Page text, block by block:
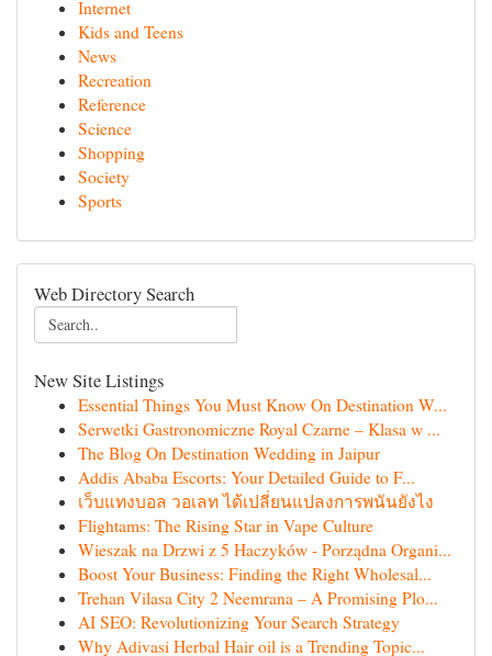
Internet
Kids and Teens
News
Recreation
Reference
Science
Shopping
Society
Sports
Web Directory Search
New Site Listings
Essential Things You Must Know On Destination W...
Serwetki Gastronomiczne Royal Czarne – Klasa w ...
The Blog On Destination Wedding in Jaipur
Addis Ababa Escorts: Your Detailed Guide to F...
เว็บแทงบอล วอเลท ได้เปลี่ยนแปลงการพนันยังไง
Flightams: The Rising Star in Vape Culture
Wieszak na Drzwi z 5 Haczyków - Porządna Organi...
Boost Your Business: Finding the Right Wholesal...
Trehan Vilasa City 2 Neemrana – A Promising Plo...
AI SEO: Revolutionizing Your Search Strategy
Why Adivasi Herbal Hair oil is a Trending Topic...